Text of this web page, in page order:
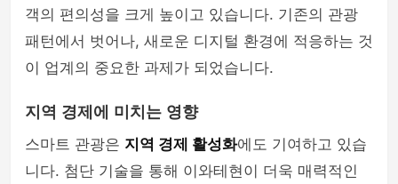
객의 편의성을 크게 높이고 있습니다. 기존의 관광
패턴에서 벗어나, 새로운 디지털 환경에 적응하는 것
이 업계의 중요한 과제가 되었습니다.
지역 경제에 미치는 영향
스마트 관광은 지역 경제 활성화에도 기여하고 있습
니다. 첨단 기술을 통해 이와테현이 더욱 매력적인